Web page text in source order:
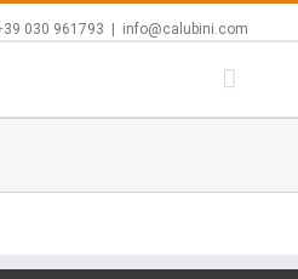
030 961793 info@calubini.com